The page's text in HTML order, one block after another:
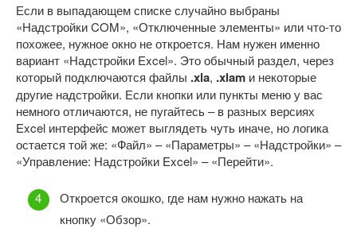
Если в выпадающем списке случайно выбраны
«Надстройки COM», «Отключенные элементы» или что-то
похожее, нужное окно не откроется. Нам нужен именно
вариант «Надстройки Excel». Это обычный раздел, через
который подключаются файлы .xla, .xlam и некоторые
другие надстройки. Если кнопки или пункты меню у вас
немного отличаются, не пугайтесь – в разных версиях
Excel интерфейс может выглядеть чуть иначе, но логика
остается той же: «Файл» – «Параметры» – «Надстройки» –
«Управление: Надстройки Excel» – «Перейти».
Откроется окошко, где нам нужно нажать на
кнопку «Обзор».